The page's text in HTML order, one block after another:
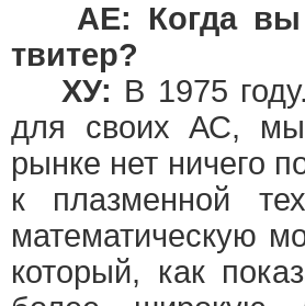
АЕ: Когда
твитер?
ХУ: В 1975
для своих АС,
рынке нет ничего
к плазменной
математическую
который, как